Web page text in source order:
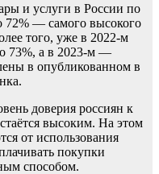
и услуги в России по
72% — самого высокого
того, уже в 2022-м
73%, а в 2023-м —
в опубликованном в
доверия россиян к
высоким. На этом
от использования
покупки
способом.